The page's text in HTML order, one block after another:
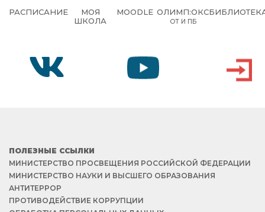
РАСПИСАНИЕ
МОЯ
ШКОЛА
MOODLE ОЛИМП:ОКС
ОТ И ПБ
ПОЛЕЗНЫЕ ССЫЛКИ
МИНИСТЕРСТВО ПРОСВЕЩЕНИЯ РОССИЙСКОЙ ФЕДЕРАЦИИ
МИНИСТЕРСТВО НАУКИ И ВЫСШЕГО ОБРАЗОВАНИЯ
АНТИТЕРРОР
ПРОТИВОДЕЙСТВИЕ КОРРУПЦИИ